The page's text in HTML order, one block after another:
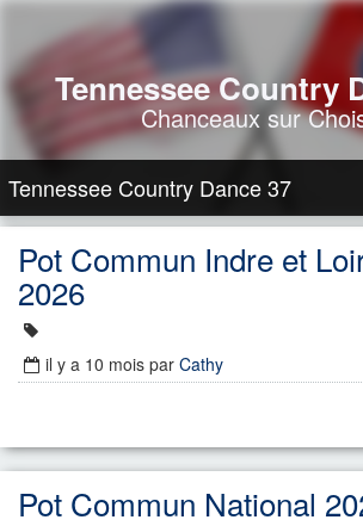
Tennessee Country
Chanceaux sur
Tennessee Country Dance 37
Pot Commun Indre et
2026
il y a 10 mois par Cathy
Pot Commun National